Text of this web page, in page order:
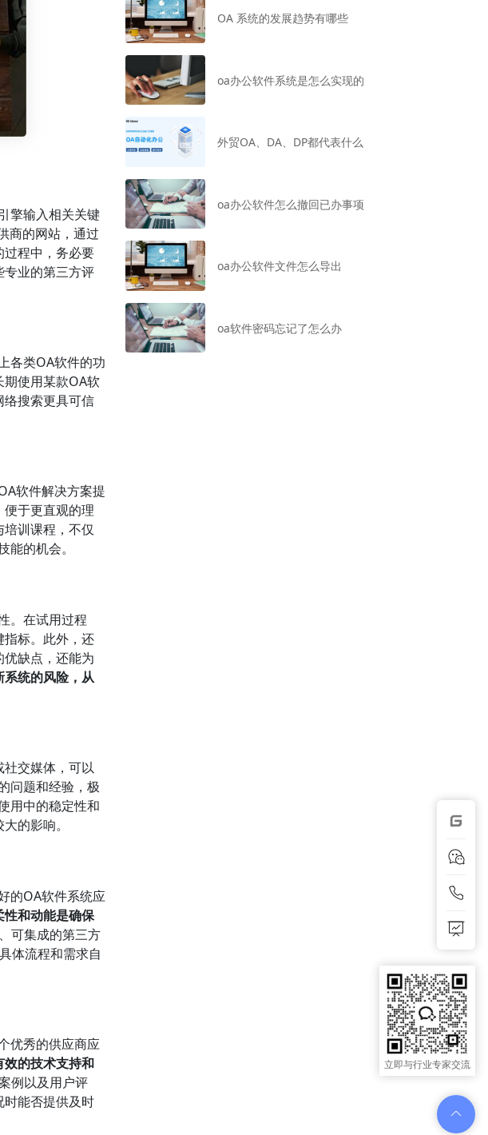
擎输入相关关键
商的网站，通过
程中，务必要
业的第三方评
各类OA软件的功
使用某款OA软
搜索更具可信
软件解决方案提
于更直观的理
培训课程，不仅
的机会。
。在试用过程
标。此外，还
缺点，还能为
统的风险，从
交媒体，可以
问题和经验，极
用中的稳定性和
的影响。
的OA软件系统应
性和动能是确保
可集成的第三方
体流程和需求自
优秀的供应商应
的技术支持和
例以及用户评
能否提供及时
OA 系统的发展趋势有哪些
oa办公软件系统是怎么实现的
外贸OA、DA、DP都代表什么
oa办公软件怎么撤回已办事项
oa办公软件文件怎么导出
oa软件密码忘记了怎么办
立即与行业专家交流